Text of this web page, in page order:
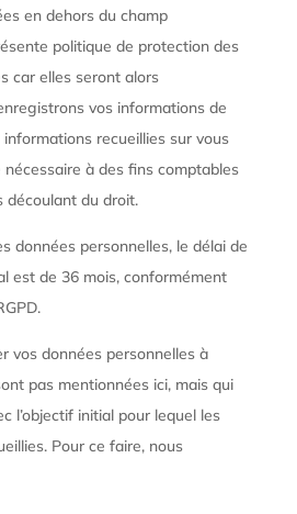
en dehors du champ
politique de protection des
car elles seront alors
vos informations de
recueillies sur vous
à des fins comptables
découlant du droit.
données personnelles, le délai de
est de 36 mois, conformément
vos données personnelles à
pas mentionnées ici, mais qui
l’objectif initial pour lequel les
Pour ce faire, nous